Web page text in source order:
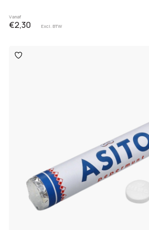
Vanaf
€2,30 Excl. BTW
Toevoegen
aan